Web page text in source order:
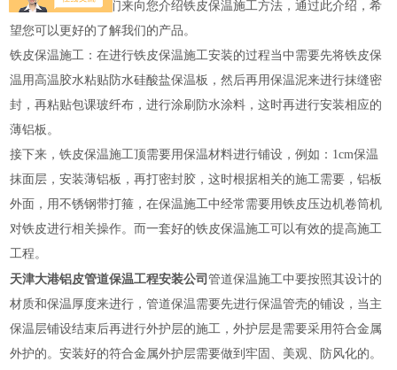
们的产品，下面我们来向您介绍铁皮保温施工方法，通过此介绍，希
望您可以更好的了解我们的产品。
铁皮保温施工：在进行铁皮保温施工安装的过程当中需要先将铁皮保
温用高温胶水粘贴防水硅酸盐保温板，然后再用保温泥来进行抹缝密
封，再粘贴包课玻纤布，进行涂刷防水涂料，这时再进行安装相应的
薄铝板。
接下来，铁皮保温施工顶需要用保温材料进行铺设，例如：1cm保温
抹面层，安装薄铝板，再打密封胶，这时根据相关的施工需要，铝板
外面，用不锈钢带打箍，在保温施工中经常需要用铁皮压边机卷筒机
对铁皮进行相关操作。而一套好的铁皮保温施工可以有效的提高施工
工程。
天津大港铝皮管道保温工程安装公司管道保温施工中要按照其设计的
材质和保温厚度来进行，管道保温需要先进行保温管壳的铺设，当主
保温层铺设结束后再进行外护层的施工，外护层是需要采用符合金属
外护的。安装好的符合金属外护层需要做到牢固、美观、防风化的。